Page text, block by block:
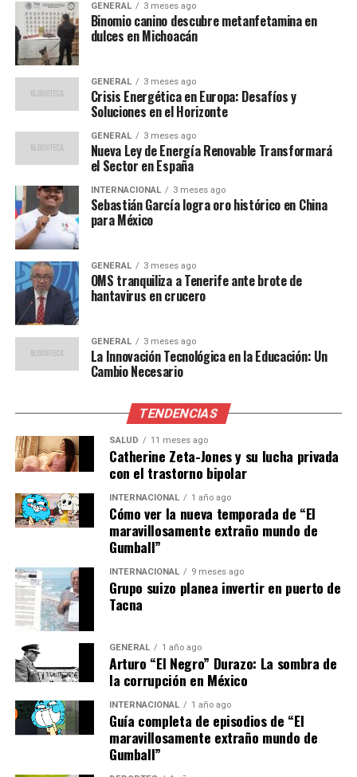
La oposición ha aprovechado el escándalo para criticar
duramente al gobierno. En una declaración, el líder de la
oposición afirmó que “el gobierno ha perdido toda
legitimidad para gobernar” y exigió elecciones
anticipadas. Por su parte, el presidente del gobierno ha
prometido una investigación exhaustiva y ha asegurado
que “nadie está por encima de la ley”.
“La confianza en nuestras
instituciones está en juego.
No podemos permitir que
unos pocos corruptos
manchen el nombre de
nuestra democracia”,
declaró el presidente en un
discurso televisado.
Las protestas no se han hecho esperar. Miles de
ciudadanos se han congregado en las principales plazas
de Madrid y Barcelona, exigiendo justicia y reformas
profundas en el sistema político.
Opiniones de expertos
Expertos en política y corrupción han señalado que este
para el partido gobernante. Según la politóloga María
López, “este tipo de casos erosiona la confianza pública
y puede tener un impacto significativo en futuras
Además, el analista económico Javier Martín advierte
que “la corrupción no solo afecta la imagen del país,
sino que también tiene repercusiones económicas,
desincentivando la inversión extranjera y afectando el
crecimiento económico”.
GENERAL 3 meses ago
Binomio canino descubre metanfetamina en
dulces en Michoacán
GENERAL 3 meses ago
Crisis Energética en Europa: Desafíos y
Soluciones en el Horizonte
GENERAL 3 meses ago
Nueva Ley de Energía Renovable Transformará
el Sector en España
INTERNACIONAL 3 meses ago
Sebastián García logra oro histórico en China
para México
GENERAL 3 meses ago
OMS tranquiliza a Tenerife ante brote de
hantavirus en crucero
GENERAL 3 meses ago
La Innovación Tecnológica en la Educación: Un
Cambio Necesario
TENDENCIAS
SALUD 11 meses ago
Catherine Zeta-Jones y su lucha privada
con el trastorno bipolar
INTERNACIONAL 1 año ago
Cómo ver la nueva temporada de “El
maravillosamente extraño mundo de
Gumball”
INTERNACIONAL 9 meses ago
Grupo suizo planea invertir en puerto de
Tacna
GENERAL 1 año ago
Arturo “El Negro” Durazo: La sombra de
la corrupción en México
INTERNACIONAL 1 año ago
Guía completa de episodios de “El
maravillosamente extraño mundo de
Gumball”